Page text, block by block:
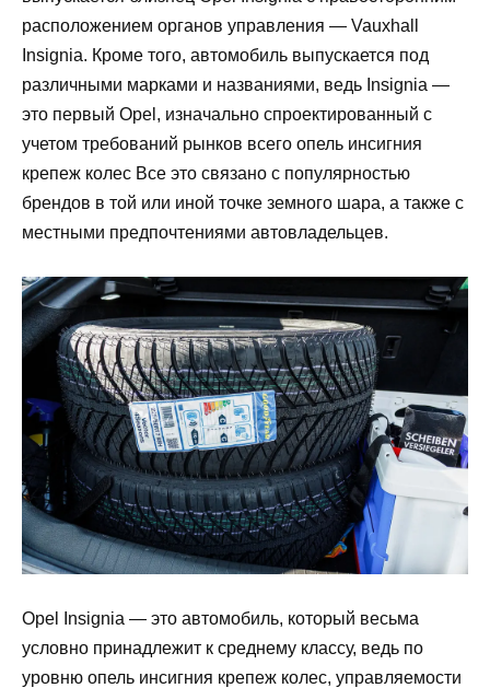
расположением органов управления — Vauxhall
Insignia. Кроме того, автомобиль выпускается под
различными марками и названиями, ведь Insignia —
это первый Opel, изначально спроектированный с
учетом требований рынков всего опель инсигния
крепеж колес Все это связано с популярностью
брендов в той или иной точке земного шара, а также с
местными предпочтениями автовладельцев.
Opel Insignia — это автомобиль, который весьма
условно принадлежит к среднему классу, ведь по
уровню опель инсигния крепеж колес, управляемости